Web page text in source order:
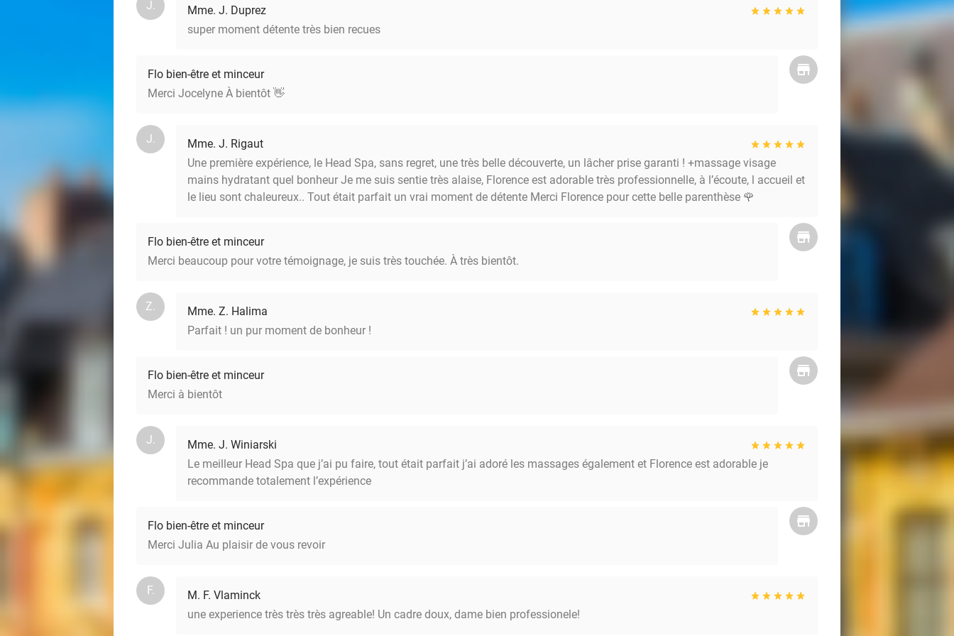
J.
Mme. J. Duprez
super moment détente très bien recues
Flo bien-être et minceur
Merci Jocelyne À bientôt 👋
J.
Mme. J. Rigaut
Une première expérience, le Head Spa, sans regret, une très belle découverte, un lâcher prise garanti ! +massage visage
mains hydratant quel bonheur Je me suis sentie très alaise, Florence est adorable très professionnelle, à l’écoute, l accueil et
le lieu sont chaleureux.. Tout était parfait un vrai moment de détente Merci Florence pour cette belle parenthèse 🌹
Flo bien-être et minceur
Merci beaucoup pour votre témoignage, je suis très touchée. À très bientôt.
Z.
Mme. Z. Halima
Parfait ! un pur moment de bonheur !
Flo bien-être et minceur
Merci à bientôt
J.
Mme. J. Winiarski
Le meilleur Head Spa que j’ai pu faire, tout était parfait j’ai adoré les massages également et Florence est adorable je
recommande totalement l’expérience
Flo bien-être et minceur
Merci Julia Au plaisir de vous revoir
F.
M. F. Vlaminck
une experience très très très agreable! Un cadre doux, dame bien professionele!